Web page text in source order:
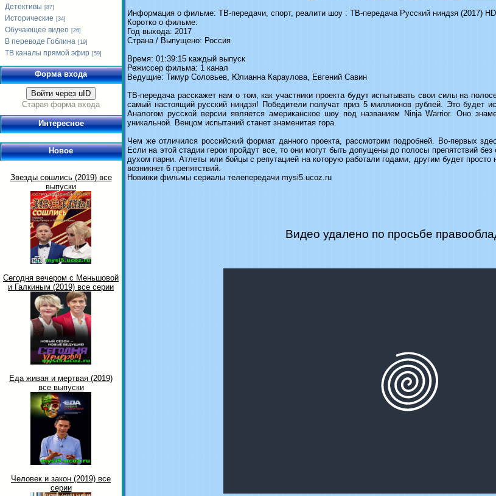
Детективы [87]
Исторические [34]
Обучающее видео [26]
В переводе Гоблина [19]
ТВ каналы прямой эфир [59]
Форма входа
Войти через uID
Старая форма входа
Интересное
Новое
Звезды сошлись (2019) все
выпуски
Сегодня вечером с Меньшовой
и Галкиным (2019) все серии
Еда живая и мертвая (2019)
все выпуски
Человек и закон (2019) все
серии
Информация о фильме: ТВ-передачи, спорт, реалити шоу : ТВ-передача Русский ниндзя (2017) HD
Коротко о фильме:
Год выхода: 2017
Страна / Выпущено: Россия
Время: 01:39:15 каждый выпуск
Режиссер фильма: 1 канал
Ведущие: Тимур Соловьев, Юлианна Караулова, Евгений Савин
ТВ-передача расскажет нам о том, как участники проекта будут испытывать свои силы на
самый настоящий русский ниндзя! Победители получат приз 5 миллионов рублей. Это будет
Аналогом русской версии является американское шоу под названием Ninja Warrior. Оно
уникальной. Венцом испытаний станет знаменитая гора.
Чем же отличился российский формат данного проекта, рассмотрим подробней. Во-первых
Если на этой стадии герои пройдут все, то они могут быть допущены до полосы препятствий
духом парни. Атлеты или бойцы с репутацией на которую работали годами, другим будет
возникнет 6 препятствий.
Новинки фильмы сериалы телепередачи mysi5.ucoz.ru
Видео удалено по просьбе